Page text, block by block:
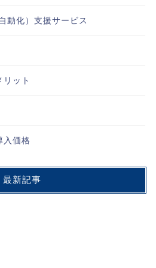
動化）支援サービス
リット
入価格
最新記事